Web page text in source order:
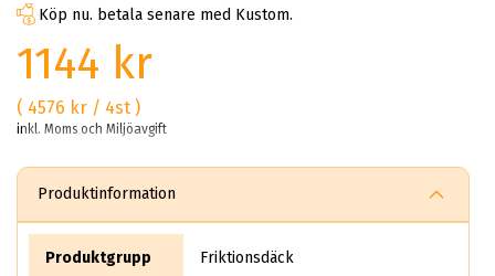
Köp nu. betala senare med Kustom.
1144 kr
( 4576 kr / 4st )
inkl. Moms och Miljöavgift
Produktinformation
Produktgrupp Friktionsdäck